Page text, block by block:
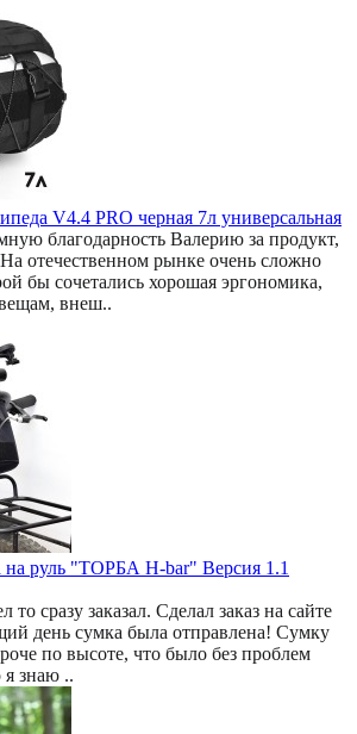
V4.4 PRO черная 7л универсальная
благодарность Валерию за продукт,
отечественном рынке очень сложно
бы сочетались хорошая эргономика,
вещам, внеш..
на руль "ТОРБА H-bar" Версия 1.1
то сразу заказал. Сделал заказ на сайте
день сумка была отправлена! Сумку
по высоте, что было без проблем
я знаю ..